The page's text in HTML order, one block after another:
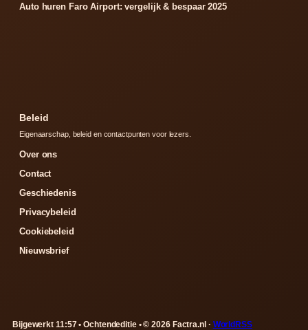
Auto huren Faro Airport: vergelijk & bespaar 2025
Beleid
Eigenaarschap, beleid en contactpunten voor lezers.
Over ons
Contact
Geschiedenis
Privacybeleid
Cookiebeleid
Nieuwsbrief
Bijgewerkt 11:57 • Ochtendeditie • © 2026 Factra.nl · WorldRSS